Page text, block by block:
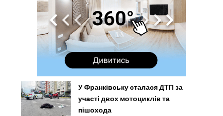
У Франківську сталася ДТП за
участі двох мотоциклів та
пішохода